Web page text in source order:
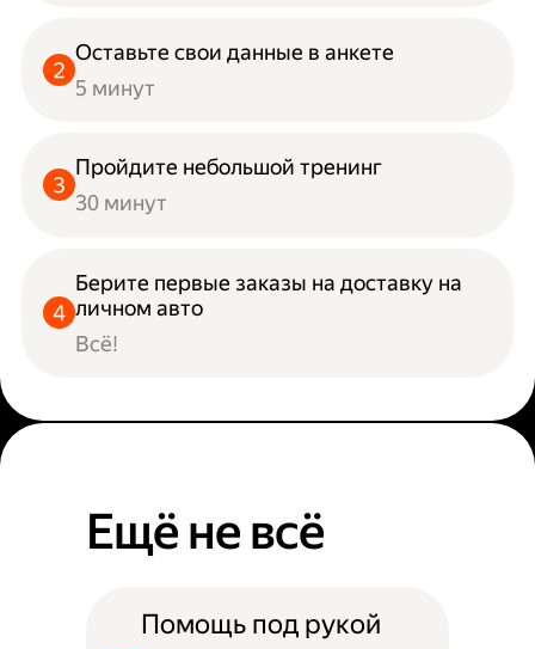
Оставьте свои данные в анкете
5 минут
Пройдите небольшой тренинг
30 минут
Берите первые заказы на доставку на
личном авто
Всё!
Ещё не всё
Помощь под рукой